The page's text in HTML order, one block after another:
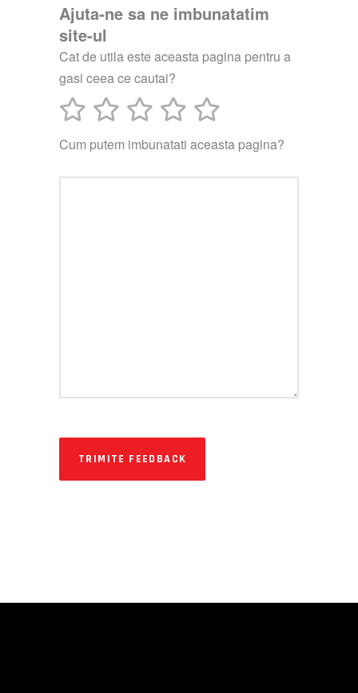
Ajuta-ne sa ne imbunatatim
site-ul
Cat de utila este aceasta pagina pentru a
gasi ceea ce cautai?
Cum putem imbunatati aceasta pagina?
TRIMITE FEEDBACK